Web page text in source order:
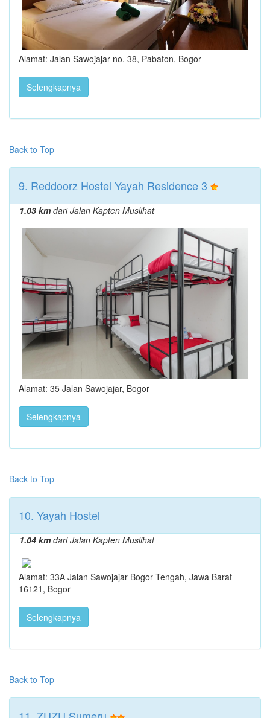
Alamat: Jalan Sawojajar no. 38, Pabaton, Bogor
Selengkapnya
Back to Top
9. Reddoorz Hostel Yayah Residence 3
1.03 kmdari Jalan Kapten Muslihat
Alamat: 35 Jalan Sawojajar, Bogor
Selengkapnya
Back to Top
10. Yayah Hostel
1.04 kmdari Jalan Kapten Muslihat
Alamat: 33A Jalan Sawojajar Bogor Tengah, Jawa Barat
16121, Bogor
Selengkapnya
Back to Top